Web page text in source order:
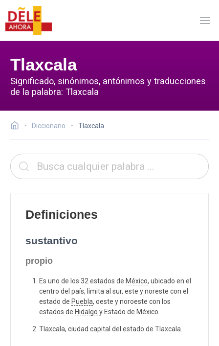
Tlaxcala
Significado, sinónimos, antónimos y traducciones
de la palabra: Tlaxcala
Diccionario Tlaxcala
Definiciones
sustantivo
propio
Es uno de los 32 estados de México, ubicado en el
centro del país, limita al sur, este y noreste con el
estado de Puebla, oeste y noroeste con los
estados de Hidalgo y Estado de México.
Tlaxcala, ciudad capital del estado de Tlaxcala.